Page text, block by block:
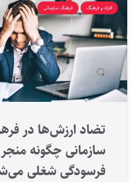
افراد و فرهنگ فرهنگ سازمانی
تضاد ارزش‌ها در
سازمانی چگونه
فرسودگی شغلی